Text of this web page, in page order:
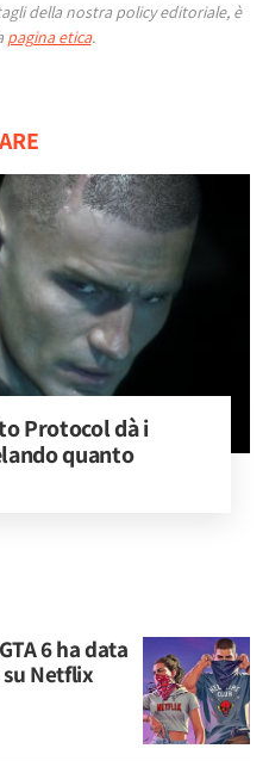
della nostra policy editoriale, è
pagina etica.
Protocol dà i
quanto
6 ha data
Netflix